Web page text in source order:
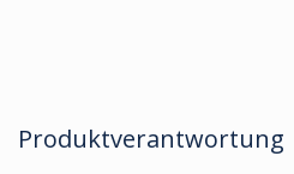
Produktverantwortung